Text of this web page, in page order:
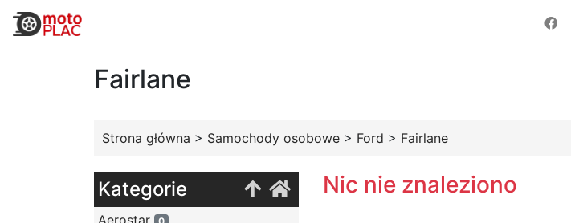
Fairlane
Strona główna > Samochody osobowe > Ford > Fairlane
Kategorie
Aerostar
Nic nie znaleziono